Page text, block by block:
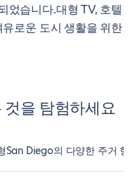
었습니다.대형 TV, 호텔
로운 도시 생활을 위한
것을 탐험하세요
San Diego의 다양한 주거 형